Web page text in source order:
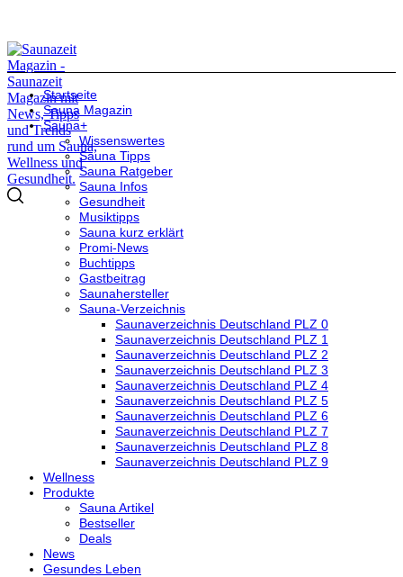
Startseite
Sauna Magazin
Sauna+
Wissenswertes
Sauna Tipps
Sauna Ratgeber
Sauna Infos
Gesundheit
Musiktipps
Sauna kurz erklärt
Promi-News
Buchtipps
Gastbeitrag
Saunahersteller
Sauna-Verzeichnis
Saunaverzeichnis Deutschland PLZ 0
Saunaverzeichnis Deutschland PLZ 1
Saunaverzeichnis Deutschland PLZ 2
Saunaverzeichnis Deutschland PLZ 3
Saunaverzeichnis Deutschland PLZ 4
Saunaverzeichnis Deutschland PLZ 5
Saunaverzeichnis Deutschland PLZ 6
Saunaverzeichnis Deutschland PLZ 7
Saunaverzeichnis Deutschland PLZ 8
Saunaverzeichnis Deutschland PLZ 9
Wellness
Produkte
Sauna Artikel
Bestseller
Deals
News
Gesundes Leben